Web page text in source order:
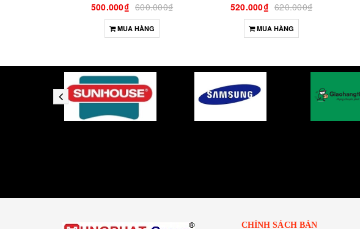
500.000₫ 600.000₫
MUA HÀNG
520.000₫ 620.000₫
MUA HÀNG
CHÍNH SÁCH BÁN